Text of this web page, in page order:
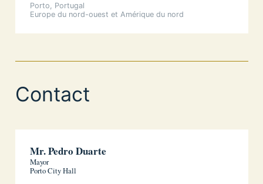
Porto, Portugal
Europe du nord-ouest et Amérique du nord
Contact
Mr. Pedro Duarte
Mayor
Porto City Hall